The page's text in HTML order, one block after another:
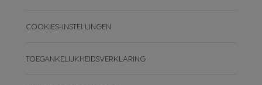
COOKIES-INSTELLINGEN
TOEGANKELIJKHEIDSVERKLARING